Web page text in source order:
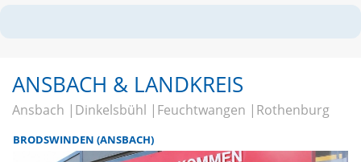
ANSBACH & LANDKREIS
Ansbach Dinkelsbühl Feuchtwangen Rothenburg
BRODSWINDEN (ANSBACH)